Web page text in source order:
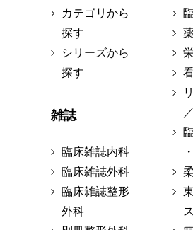
カテゴリから
探す
シリーズから
探す
雑誌
臨床雑誌内科
臨床雑誌外科
臨床雑誌整形
外科